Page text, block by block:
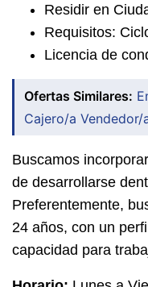
Residir en
Requisitos:
Licencia de
Ofertas Similares:
Cajero/a
Buscamos
de desarrollarse
Preferentemente,
24 años, con un
capacidad para